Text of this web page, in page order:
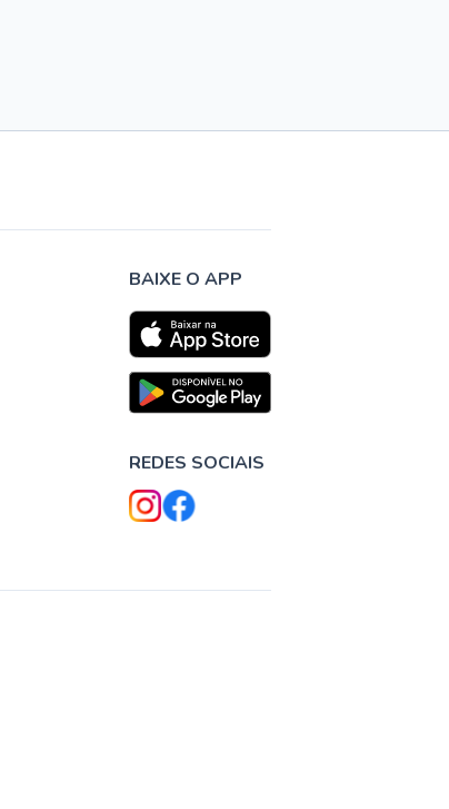
BAIXE O APP
REDES SOCIAIS